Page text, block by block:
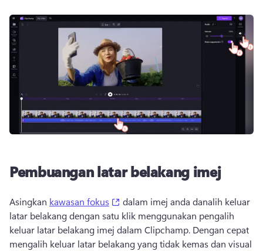
Pembuangan latar belakang imej
Asingkan kawasan fokus (opens in a new tab)
dalam imej anda danalih keluar
latar belakang dengan satu klik menggunakan pengalih
keluar latar belakang imej dalam Clipchamp. Dengan cepat
mengalih keluar latar belakang yang tidak kemas dan visual